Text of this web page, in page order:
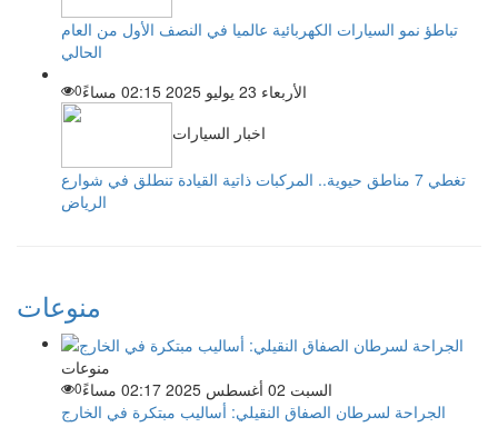
تباطؤ نمو السيارات الكهربائية عالميا في النصف الأول من العام
الحالي
الأربعاء 23 يوليو 2025 02:15 مساءً
0
اخبار السيارات
تغطي 7 مناطق حيوية.. المركبات ذاتية القيادة تنطلق في شوارع
الرياض
منوعات
منوعات
السبت 02 أغسطس 2025 02:17 مساءً
0
الجراحة لسرطان الصفاق النقيلي: أساليب مبتكرة في الخارج